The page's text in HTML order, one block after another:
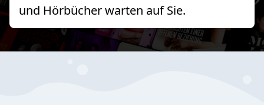
und Hörbücher warten auf Sie.